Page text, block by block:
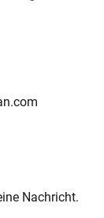
Nachricht.